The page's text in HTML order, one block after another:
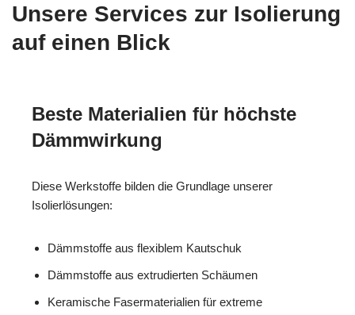
Unsere Services zur Isolierung
auf einen Blick
Beste Materialien für höchste
Dämmwirkung
Diese Werkstoffe bilden die Grundlage unserer
Isolierlösungen:
Dämmstoffe aus flexiblem Kautschuk
Dämmstoffe aus extrudierten Schäumen
Keramische Fasermaterialien für extreme